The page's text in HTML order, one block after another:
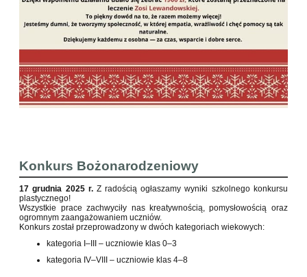
Konkurs Bożonarodzeniowy
17 grudnia 2025 r.Z radością ogłaszamy wyniki szkolnego konkursu
plastycznego!
Wszystkie prace zachwyciły nas kreatywnością, pomysłowością oraz
ogromnym zaangażowaniem uczniów.
Konkurs został przeprowadzony w dwóch kategoriach wiekowych:
kategoria I–III – uczniowie klas 0–3
kategoria IV–VIII – uczniowie klas 4–8